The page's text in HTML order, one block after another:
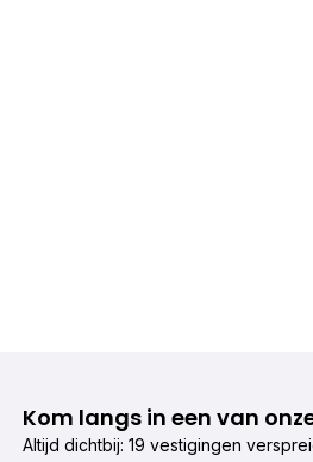
Kom langs in een van
Altijd dichtbij: 19 vestigingen